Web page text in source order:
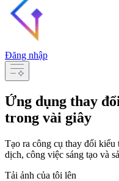
Đăng nhập
Ứng dụng thay
trong vài giây
Tạo ra công cụ thay đổi kiểu
dịch, công việc sáng tạo và
Tải ảnh của tôi lên